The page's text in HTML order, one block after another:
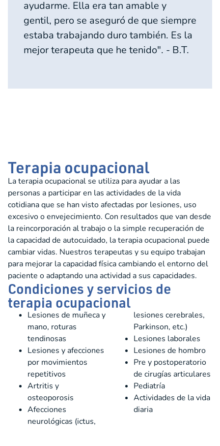
ayudarme. Ella era tan amable y
gentil, pero se aseguró de que siempre
estaba trabajando duro también. Es la
mejor terapeuta que he tenido". - B.T.
Terapia ocupacional
La terapia ocupacional se utiliza para ayudar a las
personas a participar en las actividades de la vida
cotidiana que se han visto afectadas por lesiones, uso
excesivo o envejecimiento. Con resultados que van desde
la reincorporación al trabajo o la simple recuperación de
la capacidad de autocuidado, la terapia ocupacional puede
cambiar vidas. Nuestros terapeutas y su equipo trabajan
para mejorar la capacidad física cambiando el entorno del
paciente o adaptando una actividad a sus capacidades.
Condiciones y servicios de
terapia ocupacional
Lesiones de muñeca y
mano, roturas
tendinosas
Lesiones y afecciones
por movimientos
repetitivos
Artritis y
osteoporosis
Afecciones
neurológicas (ictus,
lesiones cerebrales,
Parkinson, etc.)
Lesiones laborales
Lesiones de hombro
Pre y postoperatorio
de cirugías articulares
Pediatría
Actividades de la vida
diaria